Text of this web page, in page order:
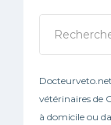
vétérinaires de
à domicile ou